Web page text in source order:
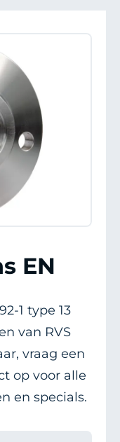
EN
1 type 13
van RVS
vraag een
op voor alle
en specials.